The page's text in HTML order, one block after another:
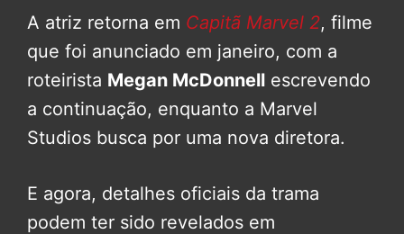
A atriz retorna em Capitã Marvel 2, filme
que foi anunciado em janeiro, com a
roteirista Megan McDonnell escrevendo
a continuação, enquanto a Marvel
Studios busca por uma nova diretora.
E agora, detalhes oficiais da trama
podem ter sido revelados em